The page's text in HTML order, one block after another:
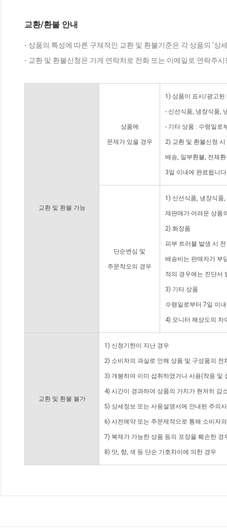
교환/환불 안내
- 상품의 특성에 따른 구체적인 교환 및 환불기준은 각 상품의 '상
- 교환 및 환불신청은 가게 연락처로 전화 또는 이메일로 연락주
교환 및 환불 가능
상품에
문제가 있을 경우
1) 상품이 표시/광고된
- 신선식품, 냉장식품,
- 기타 상품 : 수령일로
2) 교환 및 환불신청
배송, 일부환불, 전체
3일 이내에 완료됩니
단순변심 및
주문착오의 경우
1) 신선식품, 냉장식품
재판매가 어려운 상품
2) 화장품
피부 트러블 발생 시
배송비는 판매자가 부
적의 경우에는 진단서
3) 기타 상품
수령일로부터 7일 이
4) 모니터 해상도의 차
교환 및 환불 불가
1) 신청기한이 지난 경우
2) 소비자의 과실로 인해 상품 및 구성품의
3) 개봉하여 이미 섭취하였거나 사용(착용 및
4) 시간이 경과하여 상품의 가치가 현저히 감
5) 상세정보 또는 사용설명서에 안내된 주의
6) 사전예약 또는 주문제작으로 통해 소비자
7) 복제가 가능한 상품 등의 포장을 훼손한 경
8) 맛, 향, 색 등 단순 기호차이에 의한 경우